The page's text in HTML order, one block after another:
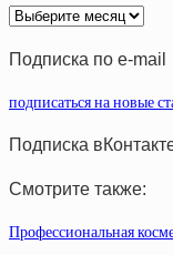
Архив
статей
Подписка по e-mail
подписаться на новые
Подписка
Смотрите также:
Профессиональная